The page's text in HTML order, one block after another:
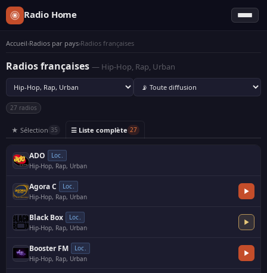
Radio Home
Accueil›Radios par pays›Radios françaises
Radios françaises — Hip-Hop, Rap, Urban
27 radios
★ Sélection 35 ☰ Liste complète 27
ADO
Loc.
Hip-Hop, Rap, Urban
Agora C
Loc.
Hip-Hop, Rap, Urban
Black Box
Loc.
Hip-Hop, Rap, Urban·
Booster FM
Loc.
Hip-Hop, Rap, Urban